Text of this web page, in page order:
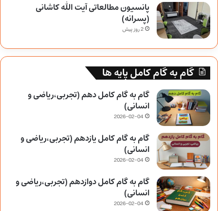
پانسیون مطالعاتی آیت الله کاشانی
(پسرانه)
2 روز پیش
گام به گام کامل پایه ها
گام به گام کامل دهم (تجربی،ریاضی و
انسانی)
2026-02-04
گام به گام کامل یازدهم (تجربی،ریاضی و
انسانی)
2026-02-04
گام به گام کامل دوازدهم (تجربی،ریاضی و
انسانی)
2026-02-04